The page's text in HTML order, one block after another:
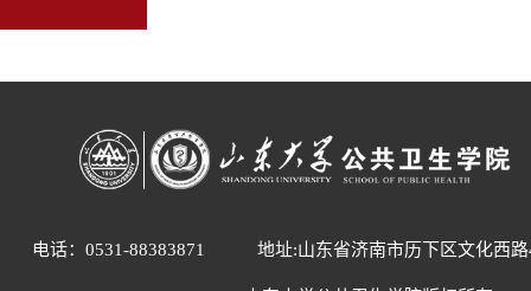
电话：0531-88383871 地址:山东省济南市历下区文化西路